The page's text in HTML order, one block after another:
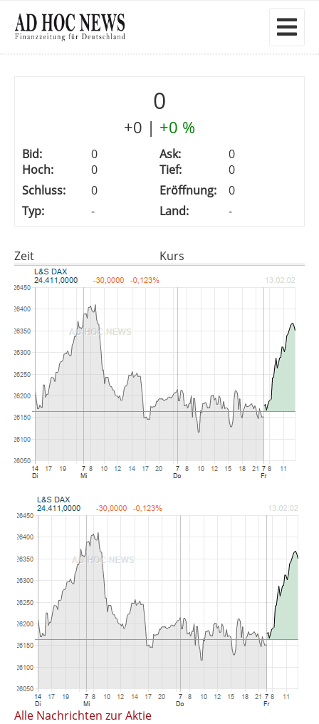
0
+0 | +0 %
Bid: 0 Ask:
0
Hoch:
0 Tief:
0
Schluss:
0 Eröffnung:
0
Typ:
- Land: -
Zeit Kurs
Alle Nachrichten zur Aktie